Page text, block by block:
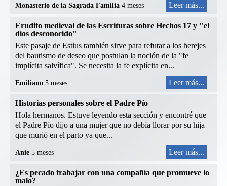
Monasterio de la Sagrada Familia 4 meses Leer más...
Erudito medieval de las Escrituras sobre Hechos 17 y "el
dios desconocido"
Este pasaje de Estius también sirve para refutar a los herejes
del bautismo de deseo que postulan la noción de la "fe
implícita salvífica". Se necesita la fe explícita en...
Emiliano 5 meses Leer más...
Historias personales sobre el Padre Pío
Hola hermanos. Estuve leyendo esta sección y encontré que
el Padre Pío dijo a una mujer que no debía llorar por su hija
que murió en el parto ya que...
Anie 5 meses Leer más...
¿Es pecado trabajar con una compañía que promueve lo
malo?